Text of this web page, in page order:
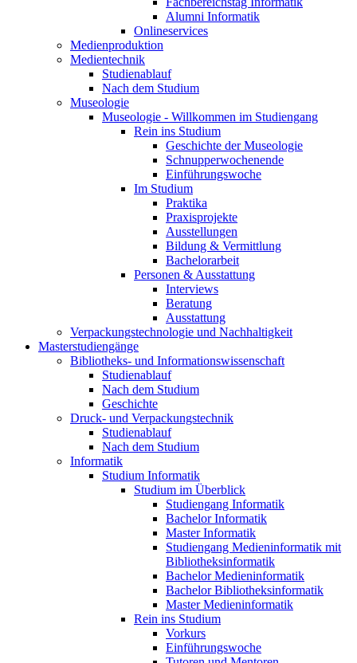
Alumni Informatik
Onlineservices
Medienproduktion
Medientechnik
Studienablauf
Nach dem Studium
Museologie
Museologie - Willkommen im Studiengang
Rein ins Studium
Geschichte der Museologie
Schnupperwochenende
Einführungswoche
Im Studium
Praktika
Praxisprojekte
Ausstellungen
Bildung & Vermittlung
Bachelorarbeit
Personen & Ausstattung
Interviews
Beratung
Ausstattung
Verpackungstechnologie und Nachhaltigkeit
Masterstudiengänge
Bibliotheks- und Informationswissenschaft
Studienablauf
Nach dem Studium
Geschichte
Druck- und Verpackungstechnik
Studienablauf
Nach dem Studium
Informatik
Studium Informatik
Studium im Überblick
Studiengang Informatik
Bachelor Informatik
Master Informatik
Studiengang Medieninformatik mit
Bibliotheksinformatik
Bachelor Medieninformatik
Bachelor Bibliotheksinformatik
Master Medieninformatik
Rein ins Studium
Vorkurs
Einführungswoche